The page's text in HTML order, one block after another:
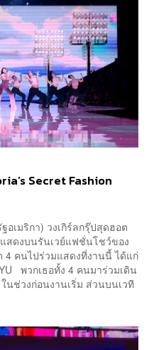
Secret Fashion
เมริกา) วงเกิร์ลกรุ๊ปสุดฮอต
แสดงบนรันเวย์แฟชั่นโชว์ของ
4 คนไปร่วมแสดงที่งานนี้ ได้แก่
พวกเธอทั้ง 4 คนมาร่วมเดิน
ช่วงก่อนงานเริ่ม ส่วนบนเวที